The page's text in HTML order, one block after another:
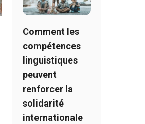
Comment les
compétences
linguistiques
peuvent
renforcer la
solidarité
internationale